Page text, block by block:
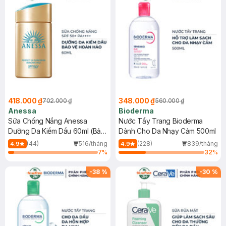
418.000 ₫702.000 ₫
Anessa
Sữa Chống Nắng Anessa
Dưỡng Da Kiềm Dầu 60ml (Bản
Mới)
4.9 (44)
516/tháng
7%
348.000 ₫560.000 ₫
Bioderma
Nước Tẩy Trang Bioderma
Dành Cho Da Nhạy Cảm 500ml
4.9 (228)
839/tháng
32%
-38 % -30 %